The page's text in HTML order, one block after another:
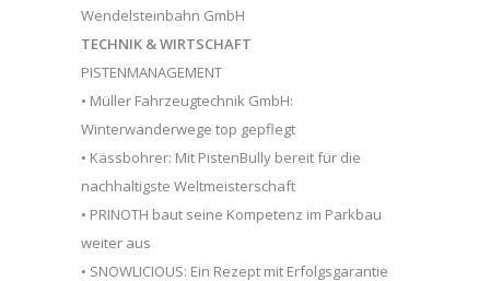
Wendelsteinbahn GmbH
TECHNIK & WIRTSCHAFT
PISTENMANAGEMENT
• Müller Fahrzeugtechnik GmbH:
Winterwanderwege top gepflegt
• Kässbohrer: Mit PistenBully bereit für die
nachhaltigste Weltmeisterschaft
• PRINOTH baut seine Kompetenz im Parkbau
weiter aus
• SNOWLICIOUS: Ein Rezept mit Erfolgsgarantie